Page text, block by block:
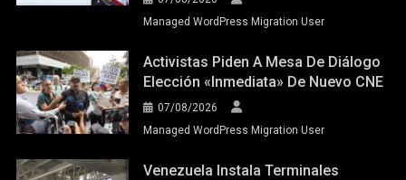
Managed WordPress Migration User
Activistas Piden A Mesa De Diálogo
Elección «inmediata» De Nuevo CNE
07/08/2026
Managed WordPress Migration User
Venezuela Instala Terminales